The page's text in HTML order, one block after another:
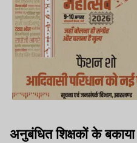
अनुबंधित शिक्षकों के